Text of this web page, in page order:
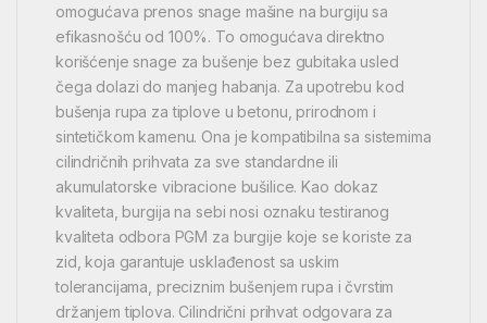
omogućava prenos snage mašine na burgiju sa
efikasnošću od 100%. To omogućava direktno
korišćenje snage za bušenje bez gubitaka usled
čega dolazi do manjeg habanja. Za upotrebu kod
bušenja rupa za tiplove u betonu, prirodnom i
sintetičkom kamenu. Ona je kompatibilna sa sistemima
cilindričnih prihvata za sve standardne ili
akumulatorske vibracione bušilice. Kao dokaz
kvaliteta, burgija na sebi nosi oznaku testiranog
kvaliteta odbora PGM za burgije koje se koriste za
zid, koja garantuje usklađenost sa uskim
tolerancijama, preciznim bušenjem rupa i čvrstim
držanjem tiplova. Cilindrični prihvat odgovara za